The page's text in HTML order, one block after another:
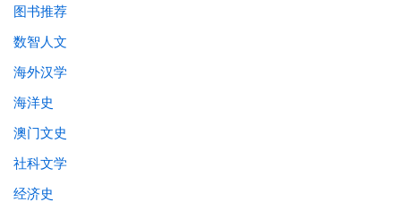
图书推荐
数智人文
海外汉学
海洋史
澳门文史
社科文学
经济史